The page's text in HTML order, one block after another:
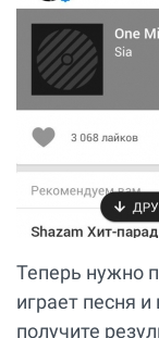
Теперь нужно
играет песня
получите